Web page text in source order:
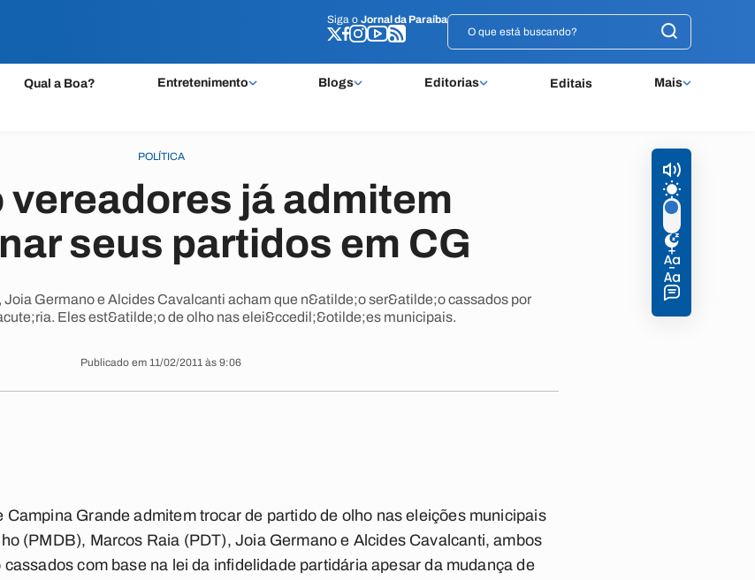
Siga o Jornal da Paraíba
Qual a Boa? Entretenimento Blogs Editorias Editais Mais
Siga o Jornal da Paraíba
POLÍTICA
vereadores já admitem
seus partidos em CG
Germano e Alcides Cavalcanti acham que n&atilde;o ser&atilde;o cassados por
Eles est&atilde;o de olho nas elei&ccedil;&otilde;es municipais.
Publicado em 11/02/2011 às 9:06
Grande admitem trocar de partido de olho nas eleições municipais
(PMDB), Marcos Raia (PDT), Joia Germano e Alcides Cavalcanti, ambos
com base na lei da infidelidade partidária apesar da mudança de